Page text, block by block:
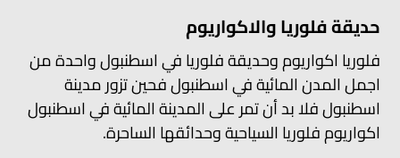
حديقة فلوريا والاكواريوم
فلوريا اكواريوم وحديقة فلوريا في اسطنبول واحدة من
اجمل المدن المائية في اسطنبول فحين تزور مدينة
اسطنبول فلا بد أن تمر على المدينة المائية في اسطنبول
اكواريوم فلوريا السياحية وحدائقها الساحرة.